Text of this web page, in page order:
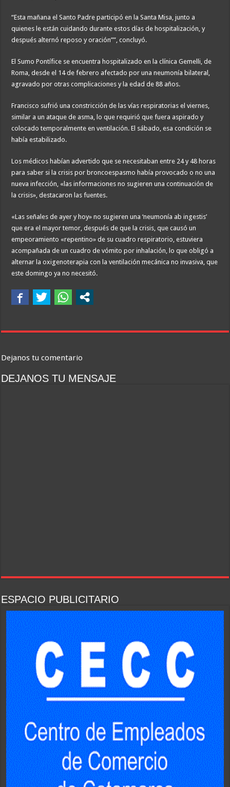
“Esta mañana el Santo Padre participó en la Santa Misa, junto a
quienes le están cuidando durante estos días de hospitalización, y
después alternó reposo y oración””, concluyó.
El Sumo Pontífice se encuentra hospitalizado en la clínica Gemelli, de
Roma, desde el 14 de febrero afectado por una neumonía bilateral,
agravado por otras complicaciones y la edad de 88 años.
Francisco sufrió una constricción de las vías respiratorias el viernes,
similar a un ataque de asma, lo que requirió que fuera aspirado y
colocado temporalmente en ventilación. El sábado, esa condición se
había estabilizado.
Los médicos habían advertido que se necesitaban entre 24 y 48 horas
para saber si la crisis por broncoespasmo había provocado o no una
nueva infección, «las informaciones no sugieren una continuación de
la crisis», destacaron las fuentes.
«Las señales de ayer y hoy» no sugieren una ‘neumonía ab ingestis’
que era el mayor temor, después de que la crisis, que causó un
empeoramiento «repentino» de su cuadro respiratorio, estuviera
acompañada de un cuadro de vómito por inhalación, lo que obligó a
alternar la oxigenoterapia con la ventilación mecánica no invasiva, que
este domingo ya no necesitó.
Dejanos tu comentario
DEJANOS TU MENSAJE
ESPACIO PUBLICITARIO